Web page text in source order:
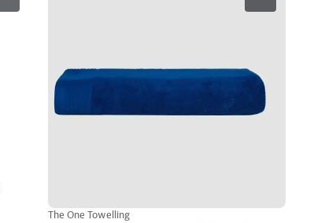
The One Towelling